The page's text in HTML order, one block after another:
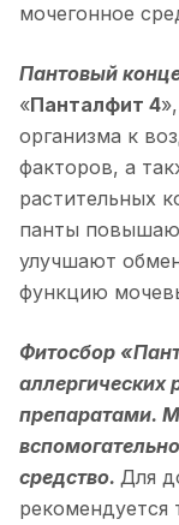
мочегонное
Пантовый
«Панталфит 4
организма к
факторов, а
растительных
панты
улучшают
функцию
Фитосбор
аллергических
препаратами.
средство. Для
рекомендуется